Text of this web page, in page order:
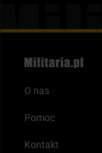
O nas
Pomoc
Kontakt